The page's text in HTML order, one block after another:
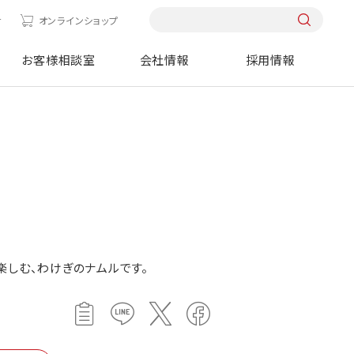
オンラインショップ
お客様相談室 会社情報 採用情報
む、わけぎのナムルです。